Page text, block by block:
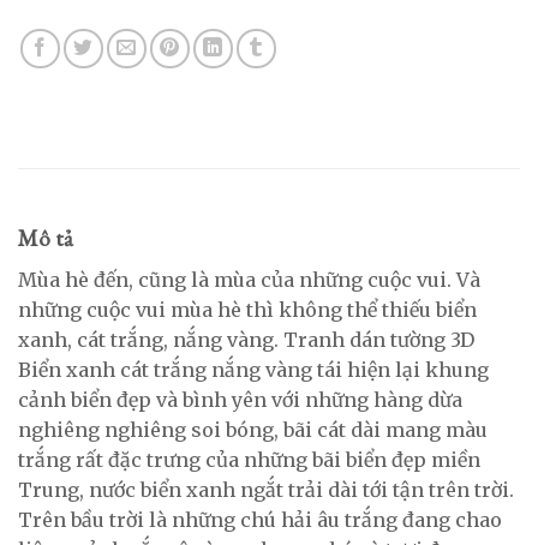
Mô tả
Mùa hè đến, cũng là mùa của những cuộc vui. Và
những cuộc vui mùa hè thì không thể thiếu biển
xanh, cát trắng, nắng vàng. Tranh dán tường 3D
Biển xanh cát trắng nắng vàng tái hiện lại khung
cảnh biển đẹp và bình yên với những hàng dừa
nghiêng nghiêng soi bóng, bãi cát dài mang màu
trắng rất đặc trưng của những bãi biển đẹp miền
Trung, nước biển xanh ngắt trải dài tới tận trên trời.
Trên bầu trời là những chú hải âu trắng đang chao